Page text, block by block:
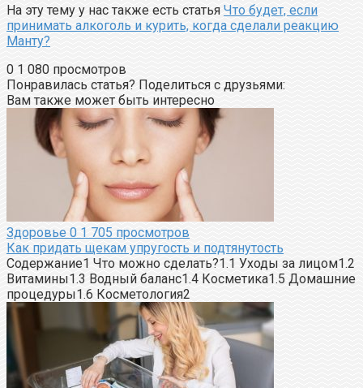
На эту тему у нас также есть статья Что будет, если
принимать алкоголь и курить, когда сделали реакцию
Манту?
0 1 080 просмотров
Понравилась статья? Поделиться с друзьями:
Вам также может быть интересно
Здоровье 0 1 705 просмотров
Как придать щекам упругость и подтянутость
Содержание1 Что можно сделать?1.1 Уходы за лицом1.2
Витамины1.3 Водный баланс1.4 Косметика1.5 Домашние
процедуры1.6 Косметология2